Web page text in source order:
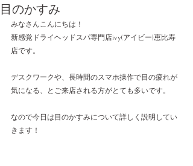
目のかすみ
みなさんこんにちは！
新感覚ドライヘッドスパ専門店ivy(アイビー)恵比寿
店です。
デスクワークや、長時間のスマホ操作で目の疲れが
気になる、とご来店される方がとても多いです。
なので今日は目のかすみについて詳しく説明してい
きます！